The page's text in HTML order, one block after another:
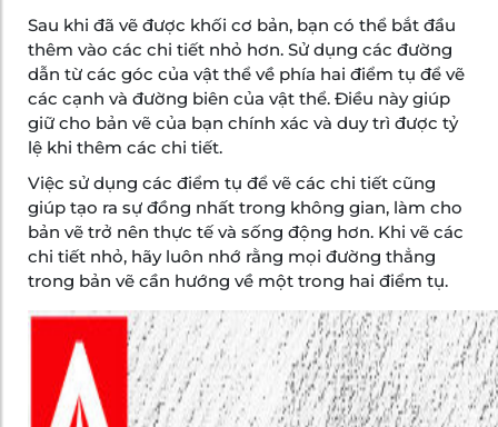
Sau khi đã vẽ được khối cơ bản, bạn có thể bắt đầu
thêm vào các chi tiết nhỏ hơn. Sử dụng các đường
dẫn từ các góc của vật thể về phía hai điểm tụ để vẽ
các cạnh và đường biên của vật thể. Điều này giúp
giữ cho bản vẽ của bạn chính xác và duy trì được tỷ
lệ khi thêm các chi tiết.
Việc sử dụng các điểm tụ để vẽ các chi tiết cũng
giúp tạo ra sự đồng nhất trong không gian, làm cho
bản vẽ trở nên thực tế và sống động hơn. Khi vẽ các
chi tiết nhỏ, hãy luôn nhớ rằng mọi đường thẳng
trong bản vẽ cần hướng về một trong hai điểm tụ.